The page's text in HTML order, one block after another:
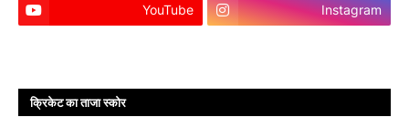
YouTube Instagram
क्रिकेट का ताजा स्कोर